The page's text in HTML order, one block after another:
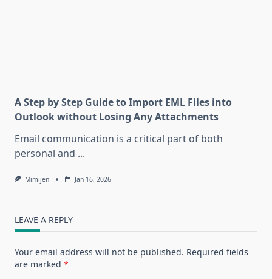
A Step by Step Guide to Import EML Files into
Outlook without Losing Any Attachments
Email communication is a critical part of both
personal and ...
Mimijen Jan 16, 2026
LEAVE A REPLY
Your email address will not be published. Required fields
are marked *